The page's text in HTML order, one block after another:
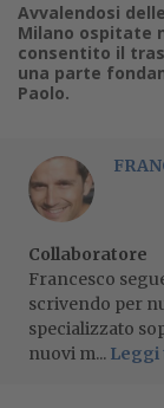
Avvalendosi
Milano ospitate
consentito il
una parte
Paolo.
Collaboratore
Francesco
scrivendo per
specializzato
nuovi m... Leggi